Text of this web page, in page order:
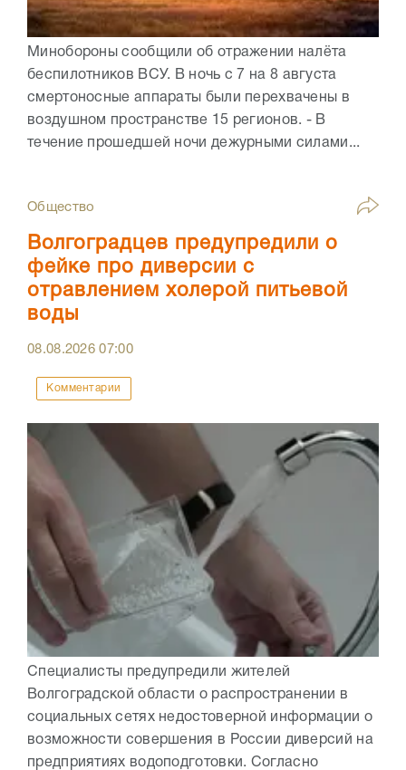
Минобороны сообщили об отражении налёта
беспилотников ВСУ. В ночь с 7 на 8 августа
смертоносные аппараты были перехвачены в
воздушном пространстве 15 регионов. - В
течение прошедшей ночи дежурными силами...
Общество
Волгоградцев предупредили о
фейке про диверсии с
отравлением холерой питьевой
воды
08.08.202607:00
Комментарии
Специалисты предупредили жителей
Волгоградской области о распространении в
социальных сетях недостоверной информации о
возможности совершения в России диверсий на
предприятиях водоподготовки. Согласно